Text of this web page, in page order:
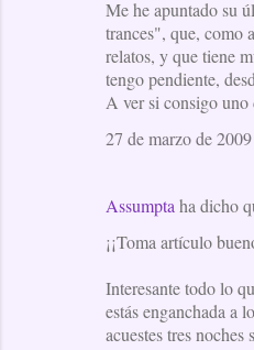
Me he apuntado su
trances", que, como
relatos, y que tiene
tengo pendiente,
A ver si consigo uno
27 de marzo de
Assumpta ha dicho
¡¡Toma artículo
Interesante todo lo
estás enganchada a
acuestes tres noches